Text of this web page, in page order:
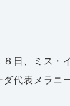
８日、ミス
代表メラニ